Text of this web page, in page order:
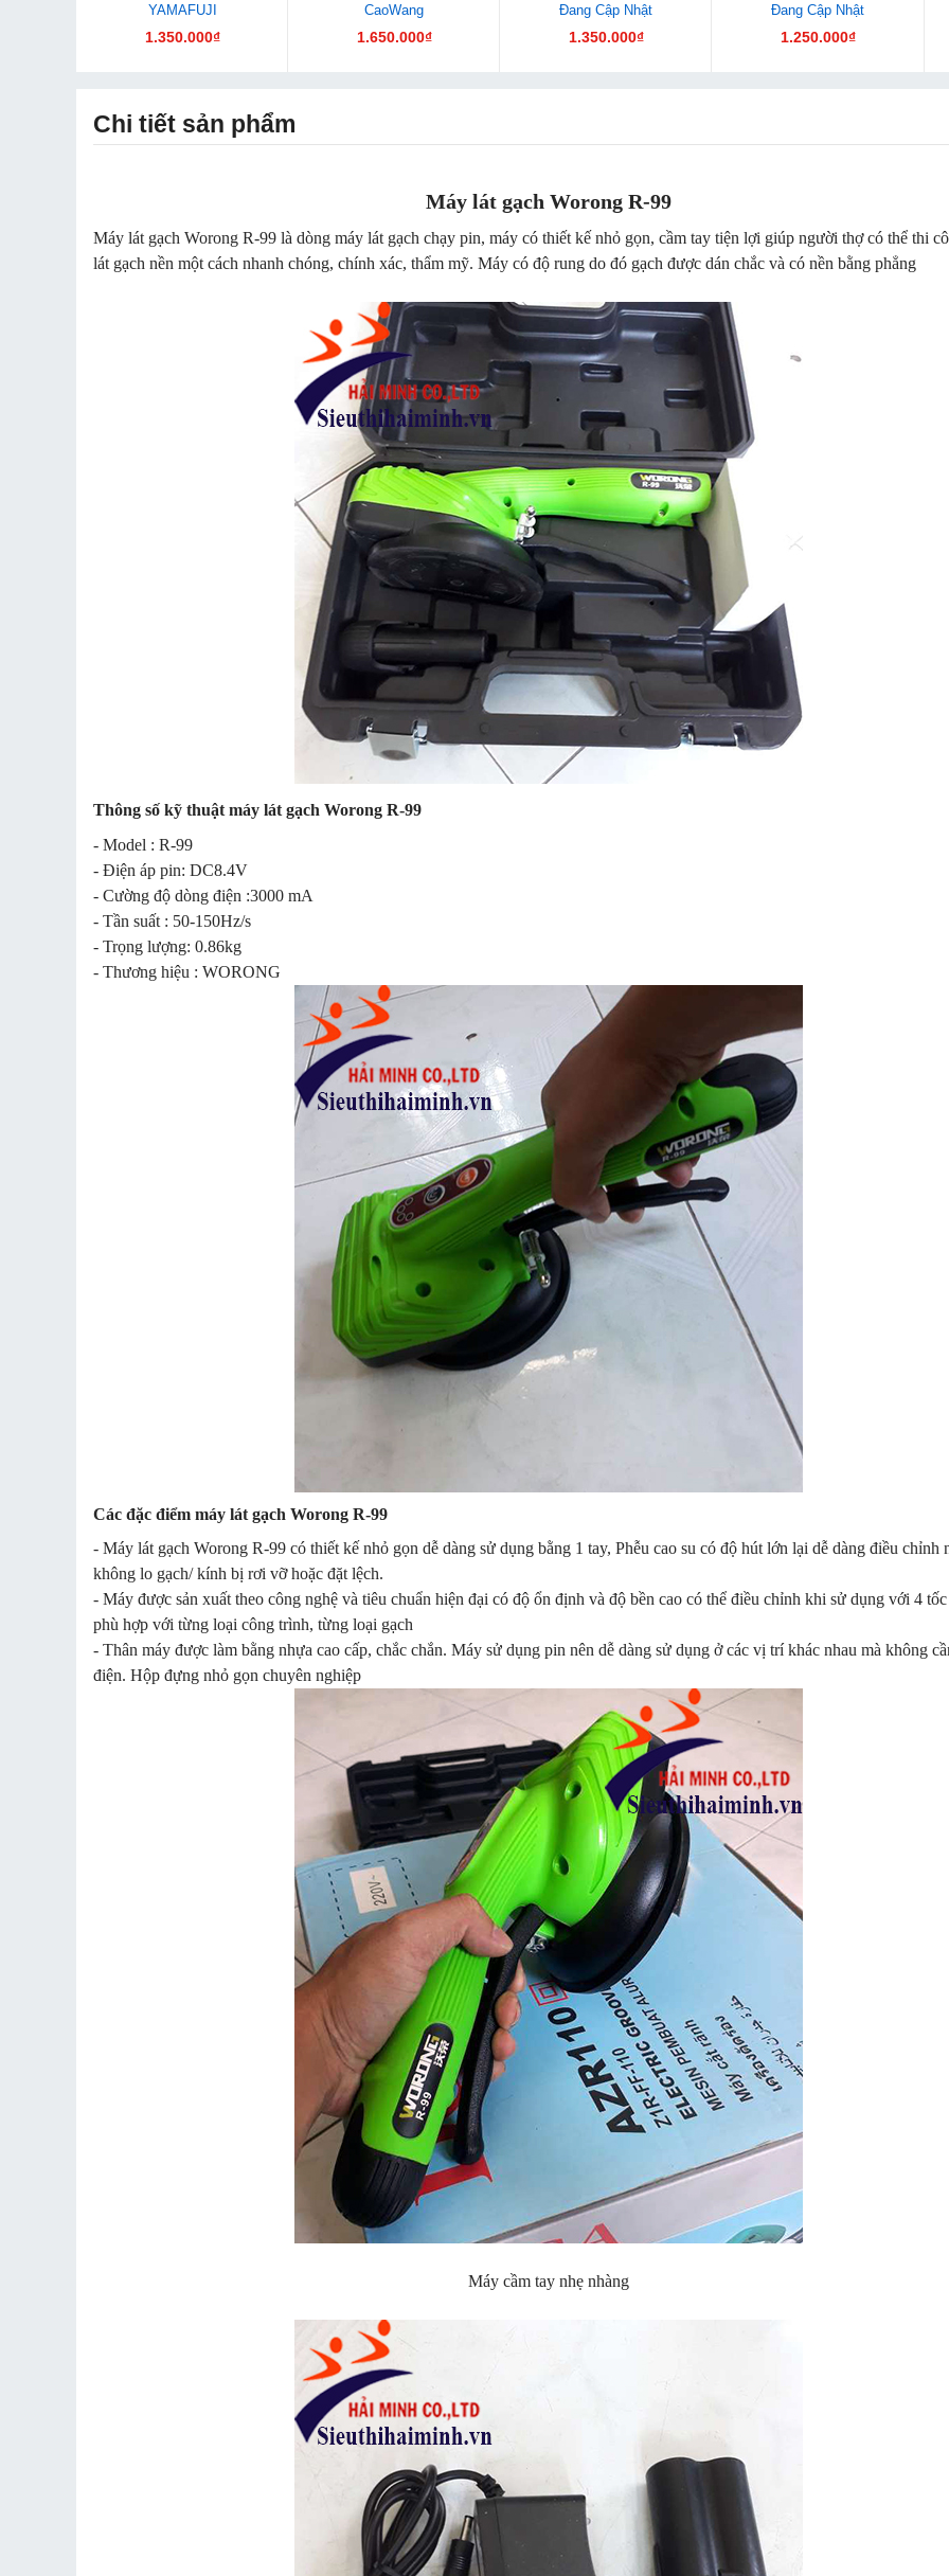
YAMAFUJI
1.350.000₫
CaoWang
1.650.000₫
Đang Cập Nhật
1.350.000₫
Đang Cập Nhật
1.250.000₫
Chi tiết sản phẩm
Máy lát gạch Worong R-99
Máy lát gạch Worong R-99 là dòng máy lát gạch chạy pin, máy có thiết kế nhỏ gọn, cầm tay tiện lợi giúp người thợ có thể thi
lát gạch nền một cách nhanh chóng, chính xác, thẩm mỹ. Máy có độ rung do đó gạch được dán chắc và có nền bằng phẳng
Thông số kỹ thuật máy lát gạch Worong R-99
- Model : R-99
- Điện áp pin: DC8.4V
- Cường độ dòng điện :3000 mA
- Tần suất : 50-150Hz/s
- Trọng lượng: 0.86kg
- Thương hiệu : WORONG
Các đặc điểm máy lát gạch Worong R-99
- Máy lát gạch Worong R-99 có thiết kế nhỏ gọn dễ dàng sử dụng bằng 1 tay, Phễu cao su có độ hút lớn lại dễ dàng điều chỉnh
không lo gạch/ kính bị rơi vỡ hoặc đặt lệch.
- Máy được sản xuất theo công nghệ và tiêu chuẩn hiện đại có độ ổn định và độ bền cao có thể điều chỉnh khi sử dụng với 4
phù hợp với từng loại công trình, từng loại gạch
- Thân máy được làm bằng nhựa cao cấp, chắc chắn. Máy sử dụng pin nên dễ dàng sử dụng ở các vị trí khác nhau mà không
điện. Hộp đựng nhỏ gọn chuyên nghiệp
Máy cầm tay nhẹ nhàng